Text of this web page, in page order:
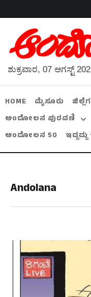
ಶುಕ್ರವಾರ, 07 ಆಗಸ್ಟ್
HOME ಮೈಸೂರು
ಆಂದೋಲನ ಪುರವಣಿ
ಆಂದೋಲನ 50
Andolana